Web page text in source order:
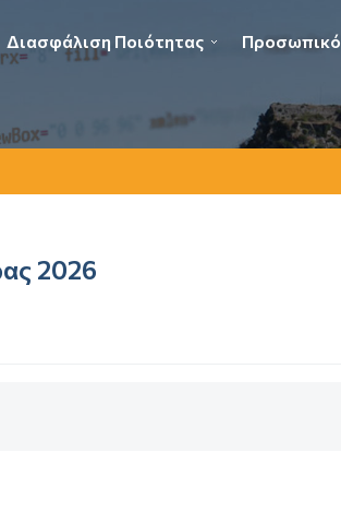
Διασφάλιση Ποιότητας Προσωπικό
2026